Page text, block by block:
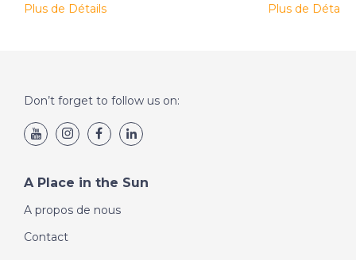
Plus de Détails Plus de Détails
Don’t forget to follow us on:
A Place in the Sun
A propos de nous
Contact